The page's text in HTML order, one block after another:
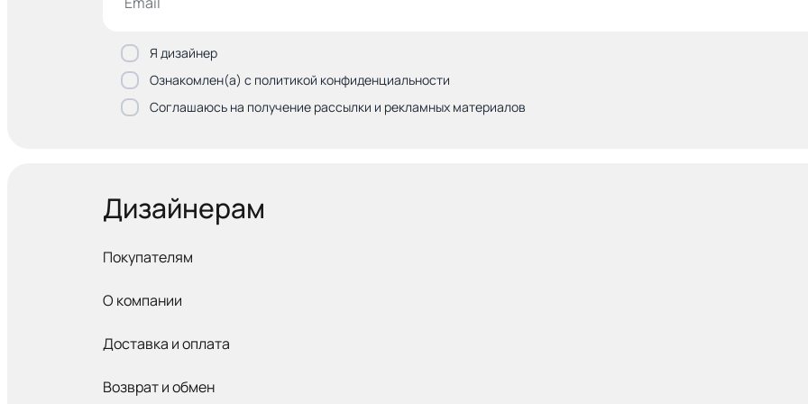
Я дизайнер
Ознакомлен(а) с политикой конфиденциальности
Соглашаюсь на получение рассылки и рекламных материалов
Дизайнерам
Покупателям
О компании
Доставка и оплата
Возврат и обмен